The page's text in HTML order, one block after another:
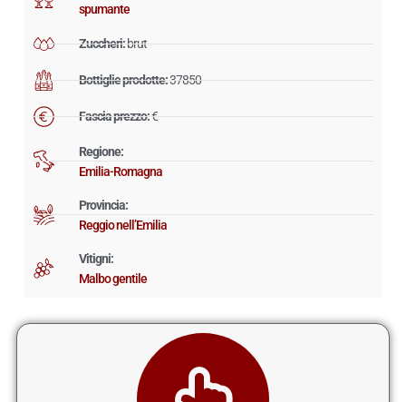
spumante
Zuccheri:brut
Bottiglie prodotte:37850
Fascia prezzo:€
Regione:
Emilia-Romagna
Provincia:
Reggio nell’Emilia
Vitigni:
Malbo gentile